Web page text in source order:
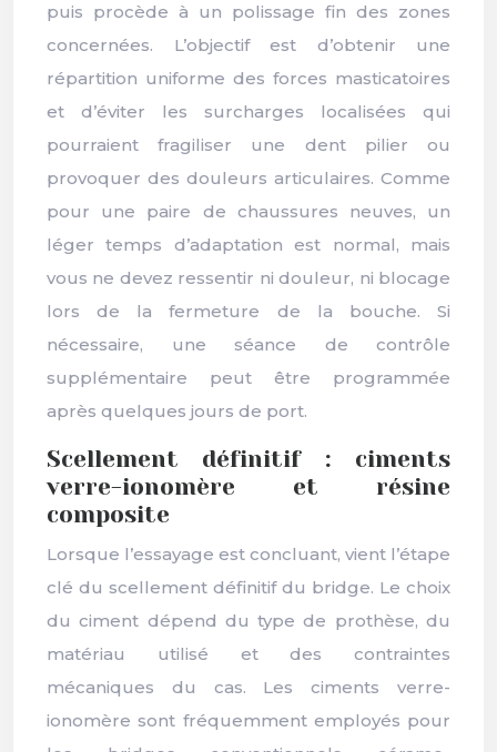
puis procède à un polissage fin des zones
concernées. L’objectif est d’obtenir une
répartition uniforme des forces masticatoires
et d’éviter les surcharges localisées qui
pourraient fragiliser une dent pilier ou
provoquer des douleurs articulaires. Comme
pour une paire de chaussures neuves, un
léger temps d’adaptation est normal, mais
vous ne devez ressentir ni douleur, ni blocage
lors de la fermeture de la bouche. Si
nécessaire, une séance de contrôle
supplémentaire peut être programmée
après quelques jours de port.
Scellement définitif : ciments
verre-ionomère et résine
composite
Lorsque l’essayage est concluant, vient l’étape
clé du scellement définitif du bridge. Le choix
du ciment dépend du type de prothèse, du
matériau utilisé et des contraintes
mécaniques du cas. Les ciments verre-
ionomère sont fréquemment employés pour